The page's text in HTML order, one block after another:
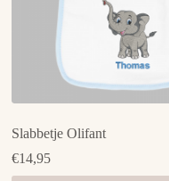
Slabbetje Olifant
€14,95